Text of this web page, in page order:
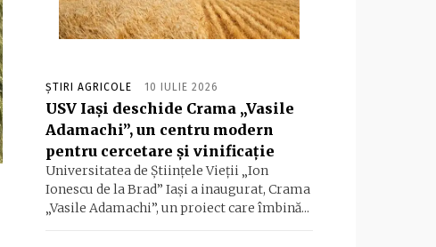
ȘTIRI AGRICOLE 10 IULIE 2026
USV Iași deschide Crama „Vasile
Adamachi”, un centru modern
pentru cercetare și vinificație
Universitatea de Ştiinţele Vieții „Ion
Ionescu de la Brad” Iaşi a inaugurat, Crama
„Vasile Adamachi”, un proiect care îmbină...